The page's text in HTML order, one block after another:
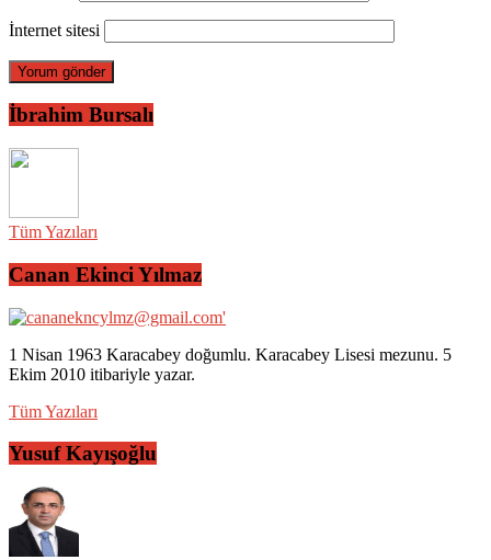
İnternet sitesi
İbrahim Bursalı
Tüm Yazıları
Canan Ekinci Yılmaz
1 Nisan 1963 Karacabey doğumlu. Karacabey Lisesi mezunu. 5
Ekim 2010 itibariyle yazar.
Tüm Yazıları
Yusuf Kayışoğlu